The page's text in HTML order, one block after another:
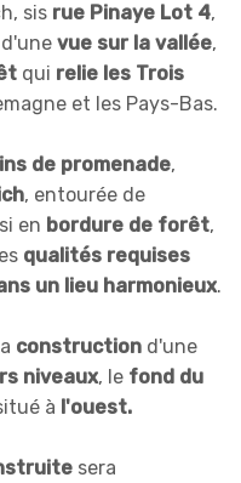
sis rue Pinaye Lot 4,
vue sur la vallée,
qui relie les Trois
et les Pays-Bas.
de promenade,
, entourée de
en bordure de forêt,
qualités requises
un lieu harmonieux.
construction d'une
niveaux, le fond du
à l'ouest.
sera